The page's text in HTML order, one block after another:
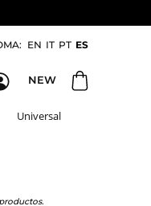
EN IT PT ES
NEW
Universal